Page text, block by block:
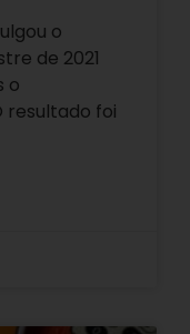
o
de 2021
o
resultado foi